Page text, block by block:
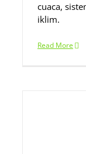
cuaca,
iklim.
Read More